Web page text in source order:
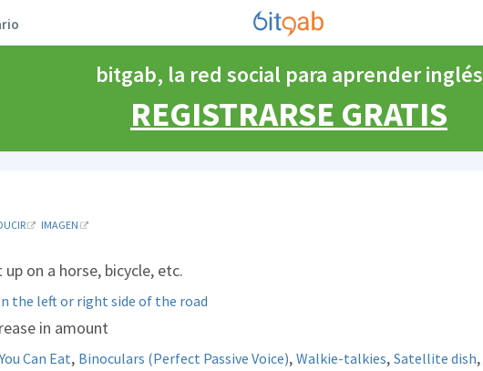
bitgab, la red social para aprender inglés
REGISTRARSE GRATIS
IMAGEN
on a horse, bicycle, etc.
the left or right side of the road
in amount
Can Eat, Binoculars (Perfect Passive Voice), Walkie-talkies, Satellite dish,